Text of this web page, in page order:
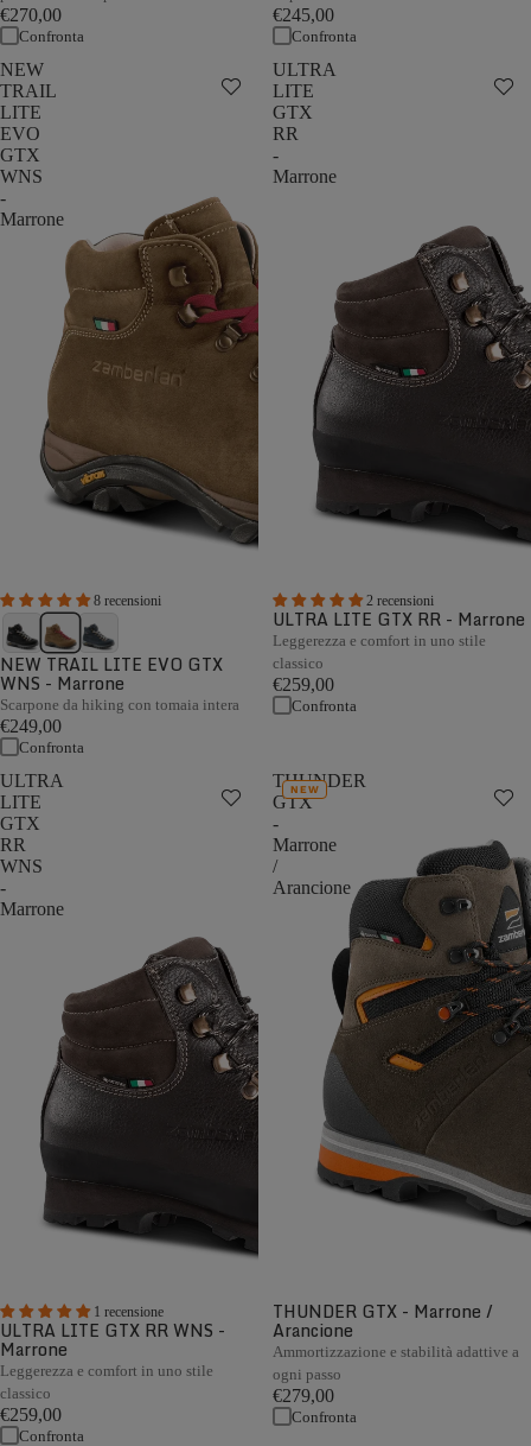
€270,00
Confronta
€245,00
Confronta
NEW
TRAIL
LITE
EVO
GTX
WNS
-
Marrone
8 recensioni
NEW TRAIL LITE EVO GTX
WNS - Marrone
Scarpone da hiking con tomaia intera
€249,00
Confronta
ULTRA
LITE
GTX
RR
-
Marrone
2 recensioni
ULTRA LITE GTX RR - Marrone
Leggerezza e comfort in uno stile
classico
€259,00
Confronta
ULTRA
LITE
GTX
RR
WNS
-
Marrone
1 recensione
ULTRA LITE GTX RR WNS -
Marrone
Leggerezza e comfort in uno stile
classico
€259,00
Confronta
THUNDER
GTX
-
Marrone
/
Arancione
NEW
THUNDER GTX - Marrone /
Arancione
Ammortizzazione e stabilità adattive a
ogni passo
€279,00
Confronta